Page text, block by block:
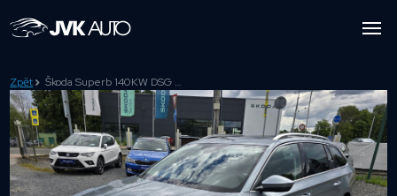
Zpět Škoda Superb 140KW DSG WEBASTO PANORAMA